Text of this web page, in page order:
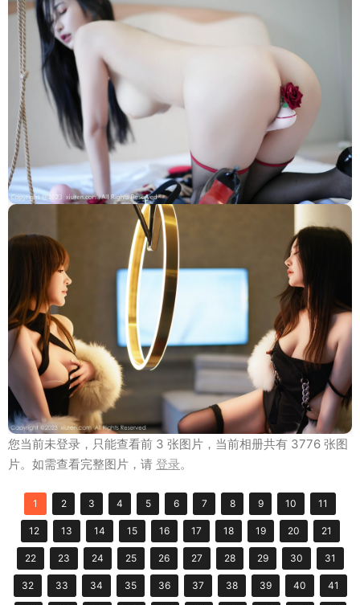
您当前未登录，只能查看前 3 张图片，当前相册共有 3776 张图
片。如需查看完整图片，请 登录。
1 2 3 4 5 6 7 8 9 10 11
12 13 14 15 16 17 18 19 20 21
22 23 24 25 26 27 28 29 30 31
32 33 34 35 36 37 38 39 40 41